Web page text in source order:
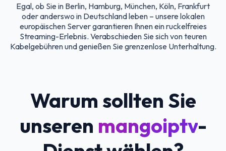
Egal, ob Sie in Berlin, Hamburg, München, Köln, Frankfurt
oder anderswo in Deutschland leben – unsere lokalen
europäischen Server garantieren Ihnen ein ruckelfreies
Streaming-Erlebnis. Verabschieden Sie sich von teuren
Kabelgebühren und genießen Sie grenzenlose Unterhaltung.
Warum sollten Sie
unseren mangoiptv-